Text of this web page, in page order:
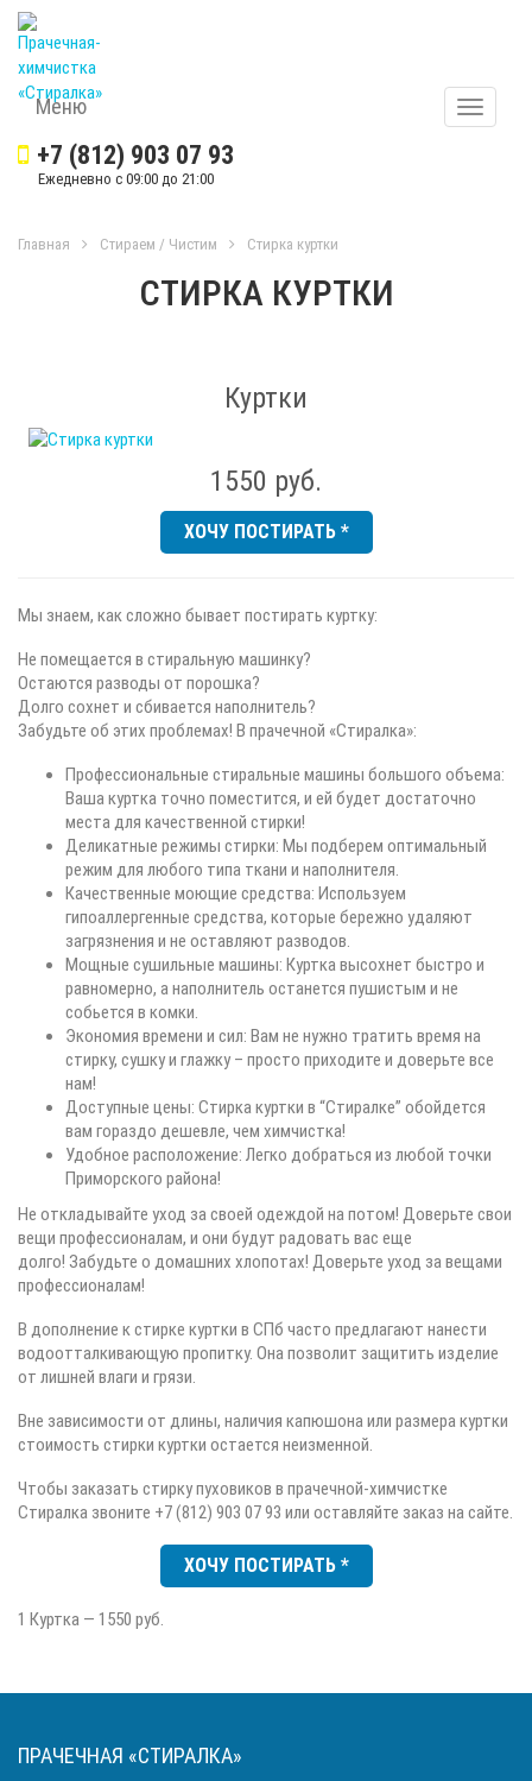
Меню
Меню
+7 (812) 903 07 93
Ежедневно с 09:00 до 21:00
Главная Стираем / Чистим Стирка куртки
СТИРКА КУРТКИ
Куртки
1550 руб.
ХОЧУ ПОСТИРАТЬ *
Мы знаем, как сложно бывает постирать куртку:
Не помещается в стиральную машинку?
Остаются разводы от порошка?
Долго сохнет и сбивается наполнитель?
Забудьте об этих проблемах! В прачечной «Стиралка»:
Профессиональные стиральные машины большого объема:
Ваша куртка точно поместится, и ей будет достаточно
места для качественной стирки!
Деликатные режимы стирки: Мы подберем оптимальный
режим для любого типа ткани и наполнителя.
Качественные моющие средства: Используем
гипоаллергенные средства, которые бережно удаляют
загрязнения и не оставляют разводов.
Мощные сушильные машины: Куртка высохнет быстро и
равномерно, а наполнитель останется пушистым и не
собьется в комки.
Экономия времени и сил: Вам не нужно тратить время на
стирку, сушку и глажку – просто приходите и доверьте все
нам!
Доступные цены: Стирка куртки в “Стиралке” обойдется
вам гораздо дешевле, чем химчистка!
Удобное расположение: Легко добраться из любой точки
Приморского района!
Не откладывайте уход за своей одеждой на потом! Доверьте свои
вещи профессионалам, и они будут радовать вас еще
долго! Забудьте о домашних хлопотах! Доверьте уход за вещами
профессионалам!
В дополнение к стирке куртки в СПб часто предлагают нанести
водоотталкивающую пропитку. Она позволит защитить изделие
от лишней влаги и грязи.
Вне зависимости от длины, наличия капюшона или размера куртки
стоимость стирки куртки остается неизменной.
Чтобы заказать стирку пуховиков в прачечной-химчистке
Стиралка звоните +7 (812) 903 07 93 или оставляйте заказ на сайте.
ХОЧУ ПОСТИРАТЬ *
1 Куртка — 1550 руб.
ПРАЧЕЧНАЯ «СТИРАЛКА»